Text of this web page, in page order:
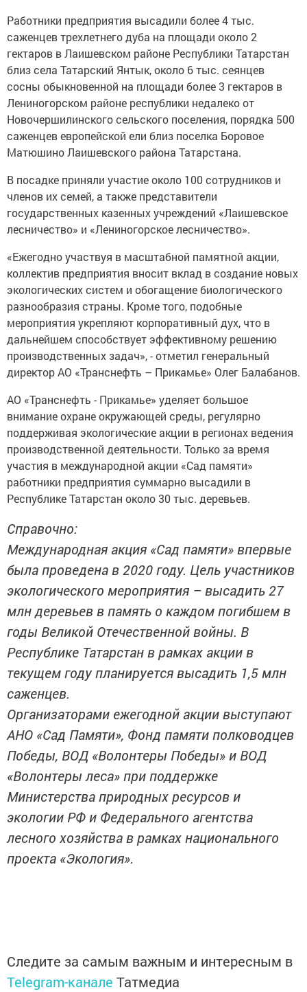
Работники предприятия высадили более 4 тыс.
саженцев трехлетнего дуба на площади около 2
гектаров в Лаишевском районе Республики Татарстан
близ села Татарский Янтык, около 6 тыс. сеянцев
сосны обыкновенной на площади более 3 гектаров в
Лениногорском районе республики недалеко от
Новочершилинского сельского поселения, порядка 500
саженцев европейской ели близ поселка Боровое
Матюшино Лаишевского района Татарстана.
В посадке приняли участие около 100 сотрудников и
членов их семей, а также представители
государственных казенных учреждений «Лаишевское
лесничество» и «Лениногорское лесничество».
«Ежегодно участвуя в масштабной памятной акции,
коллектив предприятия вносит вклад в создание новых
экологических систем и обогащение биологического
разнообразия страны. Кроме того, подобные
мероприятия укрепляют корпоративный дух, что в
дальнейшем способствует эффективному решению
производственных задач», - отметил генеральный
директор АО «Транснефть – Прикамье» Олег Балабанов.
АО «Транснефть - Прикамье» уделяет большое
внимание охране окружающей среды, регулярно
поддерживая экологические акции в регионах ведения
производственной деятельности. Только за время
участия в международной акции «Сад памяти»
работники предприятия суммарно высадили в
Республике Татарстан около 30 тыс. деревьев.
Справочно:
Международная акция «Сад памяти» впервые
была проведена в 2020 году. Цель участников
экологического мероприятия – высадить 27
млн деревьев в память о каждом погибшем в
годы Великой Отечественной войны. В
Республике Татарстан в рамках акции в
текущем году планируется высадить 1,5 млн
саженцев.
Организаторами ежегодной акции выступают
АНО «Сад Памяти», Фонд памяти полководцев
Победы, ВОД «Волонтеры Победы» и ВОД
«Волонтеры леса» при поддержке
Министерства природных ресурсов и
экологии РФ и Федерального агентства
лесного хозяйства в рамках национального
проекта «Экология».
Следите за самым важным и интересным в
Telegram-канале Татмедиа